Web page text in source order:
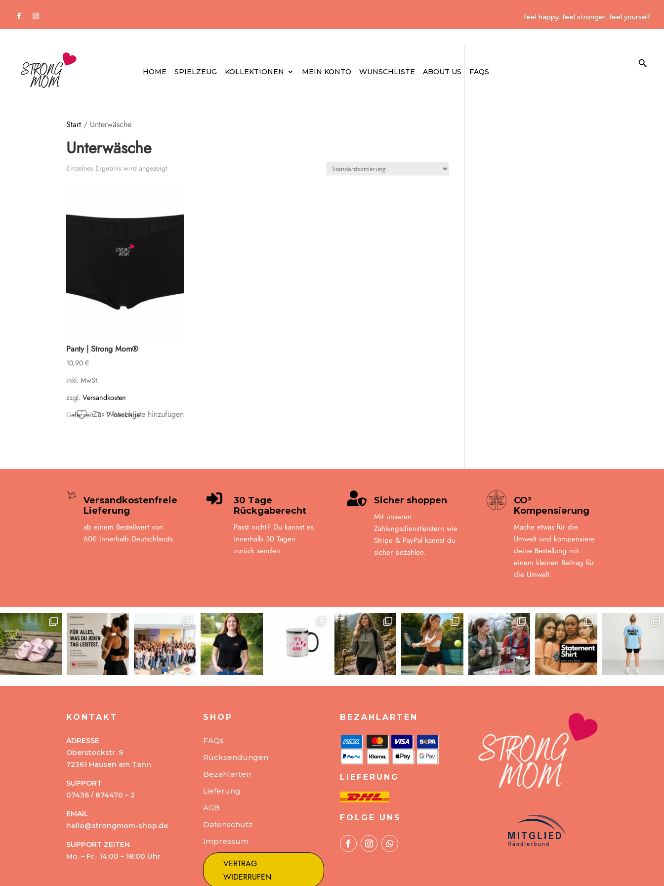
feel happy. feel stronger. feel yourself.
HOME SPIELZEUG KOLLEKTIONEN MEIN KONTO WUNSCHLISTE ABOUT US FAQS
Search
for:
Start / Unterwäsche
Unterwäsche
Einzelnes Ergebnis wird angezeigt
Panty | Strong Mom®
10,90€
inkl. MwSt.
zzgl.Versandkosten
Lieferzeit:7 - 9 Werktage
Zur Wunschliste hinzufügen
Versandkostenfreie
Lieferung
ab einem Bestellwert von
60€ innerhalb Deutschlands.

30 Tage
Rückgaberecht
Passt nicht? Du kannst es
innerhalb 30 Tagen
zurück senden.

Sicher shoppen
Mit unseren
Zahlungsdienstleistern wie
Stripe & PayPal kannst du
sicher bezahlen.
CO²
Kompensierung
Mache etwas für die
Umwelt und kompensiere
deine Bestellung mit
einem kleinen Beitrag für
die Umwelt.
KONTAKT
ADRESSE
Oberstockstr. 9
72361 Hausen am Tann
SUPPORT
07436 / 874470 – 2
EMAIL
hello@strongmom-shop.de
SUPPORT ZEITEN
Mo. – Fr. 14:00 – 18:00 Uhr
SHOP
FAQs
Rücksendungen
Bezahlarten
Lieferung
AGB
Datenschutz
Impressum
VERTRAG
WIDERRUFEN
BEZAHLARTEN
LIEFERUNG
FOLGE UNS